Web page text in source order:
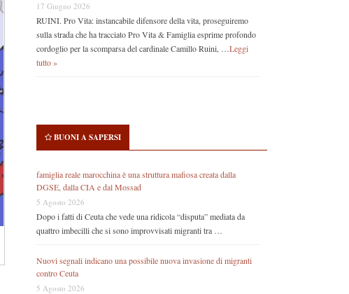
17 Giugno 2026
RUINI. Pro Vita: instancabile difensore della vita, proseguiremo
sulla strada che ha tracciato Pro Vita & Famiglia esprime profondo
cordoglio per la scomparsa del cardinale Camillo Ruini, … Leggi
tutto »
BUONI A SAPERSI
famiglia reale marocchina è una struttura mafiosa creata dalla
DGSE, dalla CIA e dal Mossad
5 Agosto 2026
Dopo i fatti di Ceuta che vede una ridicola “disputa” mediata da
quattro imbecilli che si sono improvvisati migranti tra …
Nuovi segnali indicano una possibile nuova invasione di migranti
contro Ceuta
5 Agosto 2026